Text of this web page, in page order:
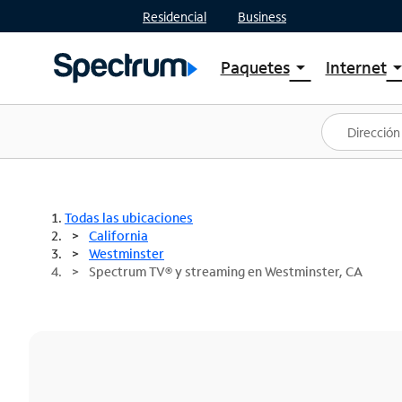
Residencial Business
Paquetesarrow_drop_down
Ver paquetes
Spectrum One
Mejores ofertas
Internetarrow_drop_down
Planes
Todas las ubicaciones
California
Westminster
Spectrum TV® y streaming en Westminster, CA